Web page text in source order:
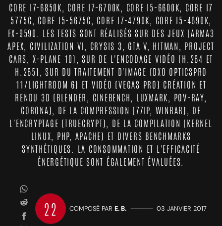
CORE I7-6850K, CORE I7-6700K, CORE I5-6600K, CORE I7
5775C, CORE I5-5675C, CORE I7-4790K, CORE I5-4690K,
FX-9590. LES TESTS SONT RÉALISÉS SUR DES JEUX (ARMA3
APEX, CIVILIZATION VI, CRYSIS 3, GTA V, HITMAN, PROJECT
CARS, X-PLANE 10), SUR DE L'ENCODAGE VIDÉO (H.264 ET
H.265), SUR DU TRAITEMENT D'IMAGE (DXO OPTICSPRO
11/LIGHTROOM 6) ET VIDÉO (VEGAS PRO) CRÉATION ET
RENDU 3D (BLENDER, CINEBENCH, LUXMARK, POV-RAY,
CORONA), DE LA COMPRESSION (7ZIP, WINRAR), DE
L'ENCRYPTAGE (TRUECRYPT), DE LA COMPILATION (KERNEL
LINUX, PHP, APACHE) ET DIVERS BENCHMARKS
SYNTHÉTIQUES. LA CONSOMMATION ET L'EFFICACITÉ
ÉNERGÉTIQUE SONT ÉGALEMENT ÉVALUÉES.
22 COMPOSÉ PAR E. B. ————— 03 JANVIER 2017